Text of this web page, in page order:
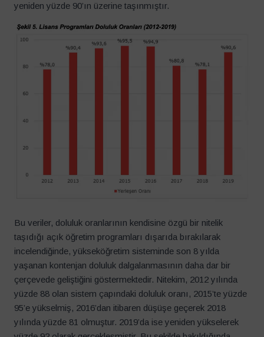
yeniden yüzde 90’ın üzerine taşınmıştır.
Bu veriler, doluluk oranlarının kendisine özgü bir nitelik
taşıdığı açık öğretim programları dışarıda bırakılarak
incelendiğinde, yükseköğretim sisteminde son 8 yılda
yaşanan kontenjan doluluk dalgalanmasının daha dar bir
çerçevede geliştiğini göstermektedir. Nitekim, 2012 yılında
yüzde 88 olan sistem çapındaki doluluk oranı, 2015’te yüzde
95’e yükselmiş, 2016’dan itibaren düşüşe geçerek 2018
yılında yüzde 81 olmuştur. 2019’da ise yeniden yükselerek